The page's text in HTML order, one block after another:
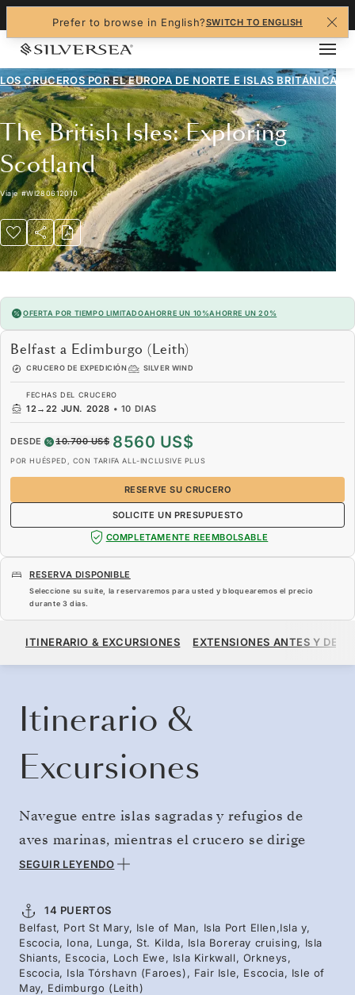
Prefer to browse in English?SWITCH TO ENGLISH
LOS CRUCEROS POR ELEUROPA DE NORTE E ISLAS BRITÁNICAS
The British Isles: Exploring
Scotland
Viaje #WI280612010
OFERTA POR TIEMPO LIMITADOAHORRE UN 10%AHORRE UN 20%
Belfast a Edimburgo (Leith)
CRUCERO DE EXPEDICIÓN SILVER WIND
FECHAS DEL CRUCERO
12 → 22 JUN. 2028 • 10 DIAS
DESDE 10.700 US$ 8560 US$
POR HUÉSPED, CON TARIFA ALL-INCLUSIVE PLUS
RESERVE SU CRUCERO
SOLICITE UN PRESUPUESTO
COMPLETAMENTE REEMBOLSABLE
RESERVA DISPONIBLE
Seleccione su suite, la reservaremos para usted y bloquearemos el precio
durante 3 dias.
8560 US$
ITINERARIO & EXCURSIONES EXTENSIONES ANTES Y
Itinerario &
Excursiones
Navegue entre islas sagradas y refugios de
aves marinas, mientras el crucero se dirige
hacia el norte desde Belfast hasta los
Iona. Admire los remotos bastiones del
archipiélago San Kilda y la isla Boreray —una
maravilla única, inscrita por partida doble en
la lista de la Unesco, donde se zambullen los
SEGUIR LEYENDO
14 PUERTOS
Belfast, Port St Mary, Isle of Man, Isla Port Ellen,Isla y,
Escocia, Iona, Lunga, St. Kilda, Isla Boreray cruising, Isla
Shiants, Escocia, Loch Ewe, Isla Kirkwall, Orkneys,
Escocia, Isla Tórshavn (Faroes), Fair Isle, Escocia, Isle of
May, Edimburgo (Leith)